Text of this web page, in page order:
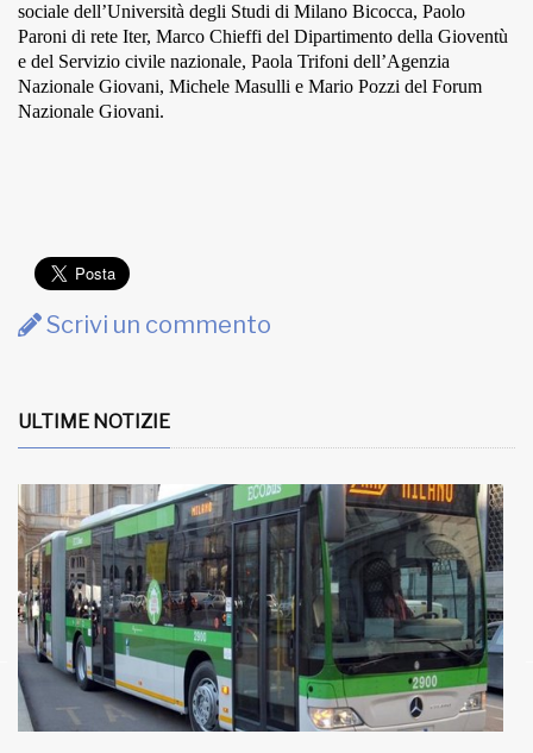
sociale dell’Università degli Studi di Milano Bicocca, Paolo
Paroni di rete Iter, Marco Chieffi del Dipartimento della Gioventù
e del Servizio civile nazionale, Paola Trifoni dell’Agenzia
Nazionale Giovani, Michele Masulli e Mario Pozzi del Forum
Nazionale Giovani.
Scrivi un commento
ULTIME NOTIZIE